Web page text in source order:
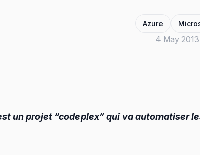
Azure
4 May 2013
un projet “codeplex” qui va automatiser